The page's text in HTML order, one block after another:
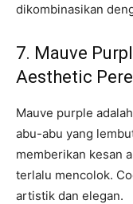
dikombinasikan
7. Mauve
Aesthetic
Mauve purple
abu-abu yang
memberikan kesan
terlalu mencolok.
artistik dan elegan.